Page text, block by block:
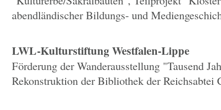
abendländischer Bildungs- und
LWL-Kulturstiftung Westfalen-Lippe
Förderung der Wanderausstellung "Tausend
Rekonstruktion der Bibliothek der Reichsabtei